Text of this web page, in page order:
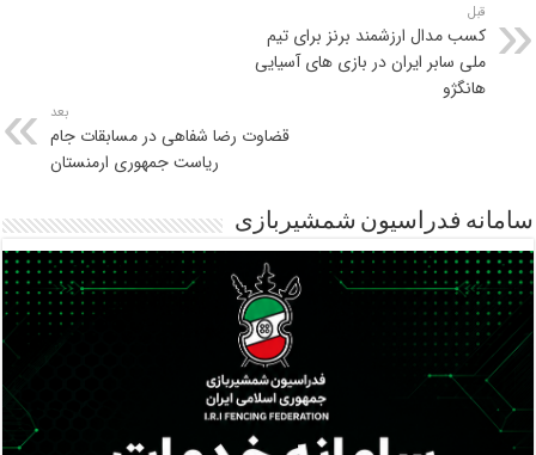
قبل
کسب مدال ارزشمند برنز برای تیم
ملی سابر ایران در بازی های آسیایی
هانگژو
بعد
قضاوت رضا شفاهی در مسابقات جام
ریاست جمهوری ارمنستان
سامانه فدراسیون شمشیربازی